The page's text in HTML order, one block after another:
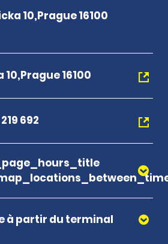
16100
692
à partir du terminal